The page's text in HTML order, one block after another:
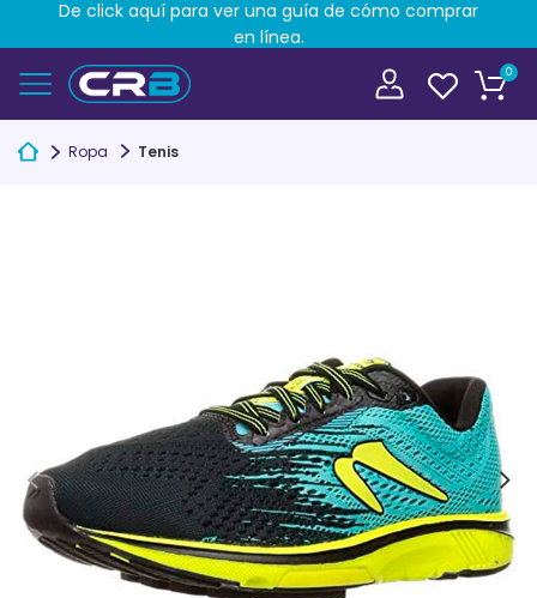
0
Ropa Tenis
De click aquí para ver una guía de cómo comprar
en línea.